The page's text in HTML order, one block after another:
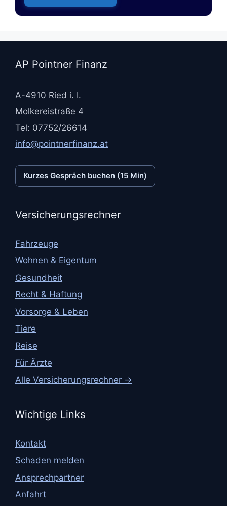
AP Pointner Finanz
A-4910 Ried i. I.
Molkereistraße 4
Tel: 07752/26614
info@pointnerfinanz.at
Kurzes Gespräch buchen (15 Min)
Versicherungsrechner
Fahrzeuge
Wohnen & Eigentum
Gesundheit
Recht & Haftung
Vorsorge & Leben
Tiere
Reise
Für Ärzte
Alle Versicherungsrechner →
Wichtige Links
Kontakt
Schaden melden
Ansprechpartner
Anfahrt